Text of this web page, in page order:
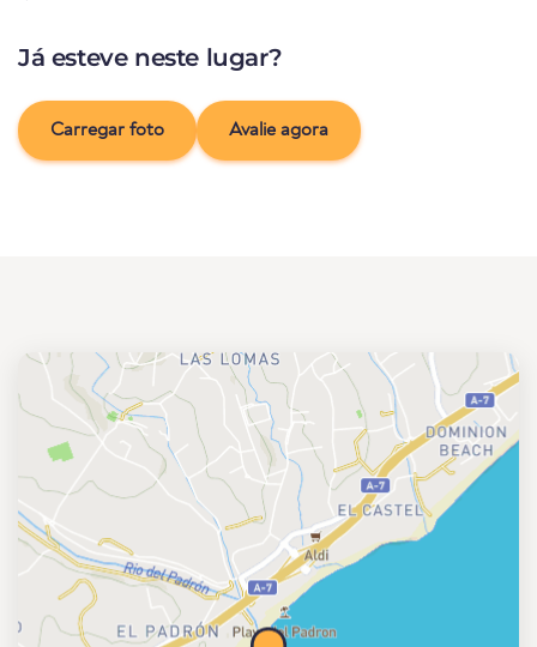
Já esteve neste lugar?
Carregar foto Avalie agora